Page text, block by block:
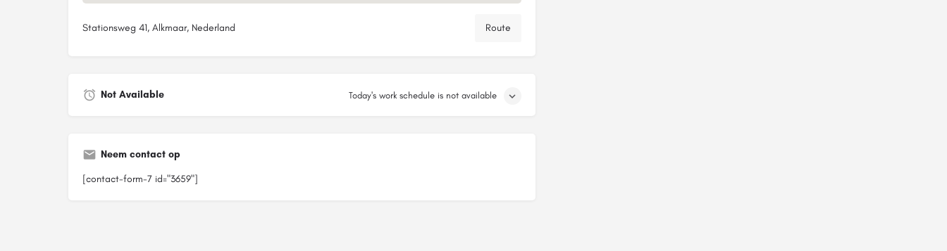
Stationsweg 41, Alkmaar, Nederland Route
Not Available Today's work schedule is not available
Neem contact op
[contact-form-7 id="3659"]